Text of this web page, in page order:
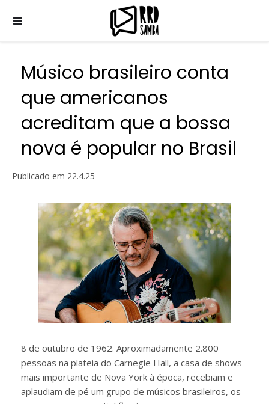
Músico brasileiro conta
que americanos
acreditam que a bossa
nova é popular no Brasil
Publicado em 22.4.25
8 de outubro de 1962. Aproximadamente 2.800
pessoas na plateia do Carnegie Hall, a casa de shows
mais importante de Nova York à época, recebiam e
aplaudiam de pé um grupo de músicos brasileiros, os